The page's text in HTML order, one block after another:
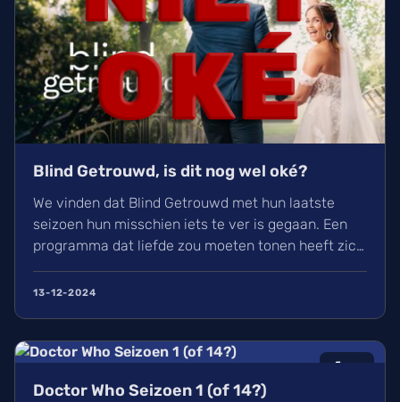
Blind Getrouwd, is dit nog wel oké?
We vinden dat Blind Getrouwd met hun laatste
seizoen hun misschien iets te ver is gegaan. Een
programma dat liefde zou moeten tonen heeft zich
meer gefocust om leed. Is dit de nieuwe soort van
uitlachtelevisie?
13-12-2024
6
Doctor Who Seizoen 1 (of 14?)